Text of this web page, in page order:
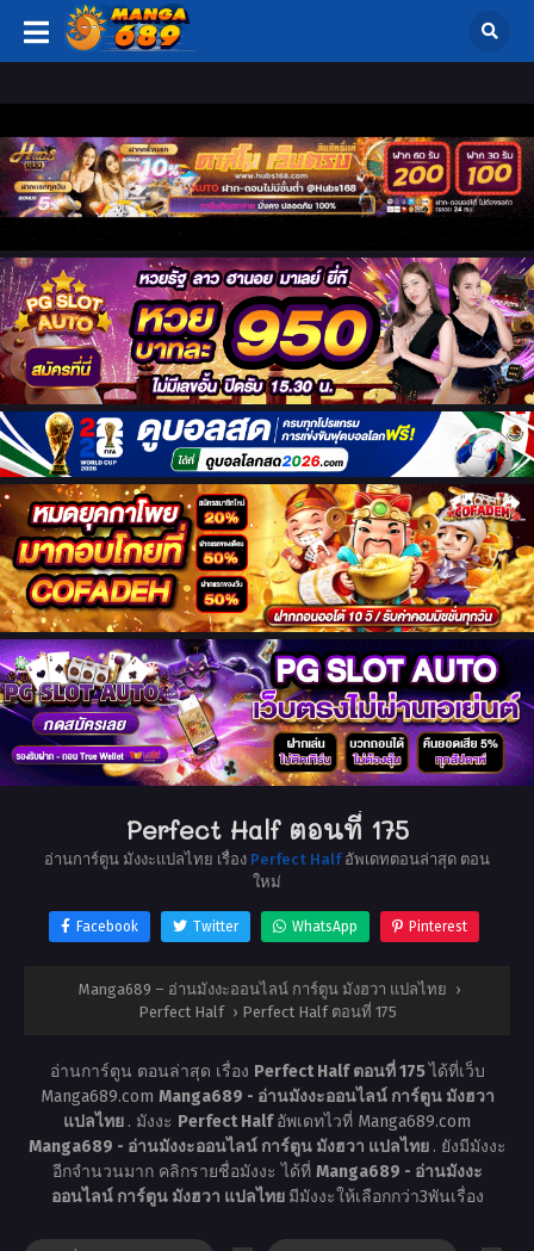
Perfect Half ตอนที่ 175
อ่านการ์ตูน มังงะแปลไทย เรื่อง Perfect Halfอัพเดทตอนล่าสุด ตอน
ใหม่
Facebook Twitter WhatsApp Pinterest
Manga689 – อ่านมังงะออนไลน์ การ์ตูน มังฮวา แปลไทย ›
Perfect Half › Perfect Half ตอนที่ 175
อ่านการ์ตูน ตอนล่าสุด เรื่อง Perfect Half ตอนที่ 175ได้ที่เว็บ
Manga689.com Manga689 - อ่านมังงะออนไลน์ การ์ตูน มังฮวา
แปลไทย . มังงะ Perfect Halfอัพเดทไวที่ Manga689.com
Manga689 - อ่านมังงะออนไลน์ การ์ตูน มังฮวา แปลไทย . ยังมีมังงะ
อีกจำนวนมาก คลิกรายชื่อมังงะ ได้ที่ Manga689 - อ่านมังงะ
ออนไลน์ การ์ตูน มังฮวา แปลไทย มีมังงะให้เลือกกว่า3พันเรื่อง